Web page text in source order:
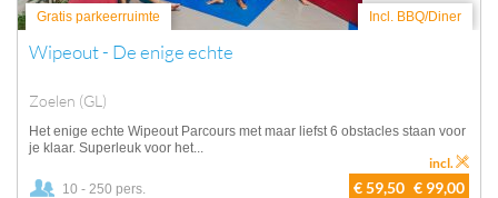
Gratis parkeerruimte Incl. BBQ/Diner
Wipeout - De enige echte
Zoelen (GL)
Het enige echte Wipeout Parcours met maar liefst 6 obstacles staan voor
je klaar. Superleuk voor het...
10 - 250 pers. € 59,50 € 99,00
incl.